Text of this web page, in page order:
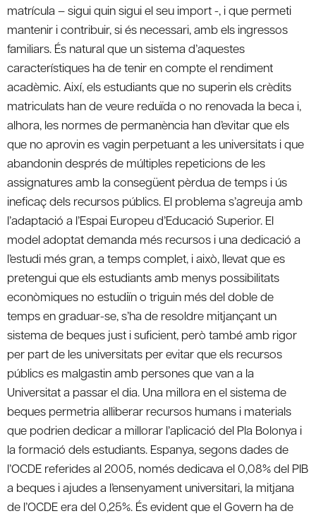
matrícula – sigui quin sigui el seu import -, i que permeti
mantenir i contribuir, si és necessari, amb els ingressos
familiars. És natural que un sistema d’aquestes
característiques ha de tenir en compte el rendiment
acadèmic. Així, els estudiants que no superin els crèdits
matriculats han de veure reduïda o no renovada la beca i,
alhora, les normes de permanència han d’evitar que els
que no aprovin es vagin perpetuant a les universitats i que
abandonin després de múltiples repeticions de les
assignatures amb la consegüent pèrdua de temps i ús
ineficaç dels recursos públics. El problema s’agreuja amb
l’adaptació a l’Espai Europeu d’Educació Superior. El
model adoptat demanda més recursos i una dedicació a
l’estudi més gran, a temps complet, i això, llevat que es
pretengui que els estudiants amb menys possibilitats
econòmiques no estudiïn o triguin més del doble de
temps en graduar-se, s’ha de resoldre mitjançant un
sistema de beques just i suficient, però també amb rigor
per part de les universitats per evitar que els recursos
públics es malgastin amb persones que van a la
Universitat a passar el dia. Una millora en el sistema de
beques permetria alliberar recursos humans i materials
que podrien dedicar a millorar l’aplicació del Pla Bolonya i
la formació dels estudiants. Espanya, segons dades de
l’OCDE referides al 2005, només dedicava el 0,08% del PIB
a beques i ajudes a l’ensenyament universitari, la mitjana
de l’OCDE era del 0,25%. És evident que el Govern ha de